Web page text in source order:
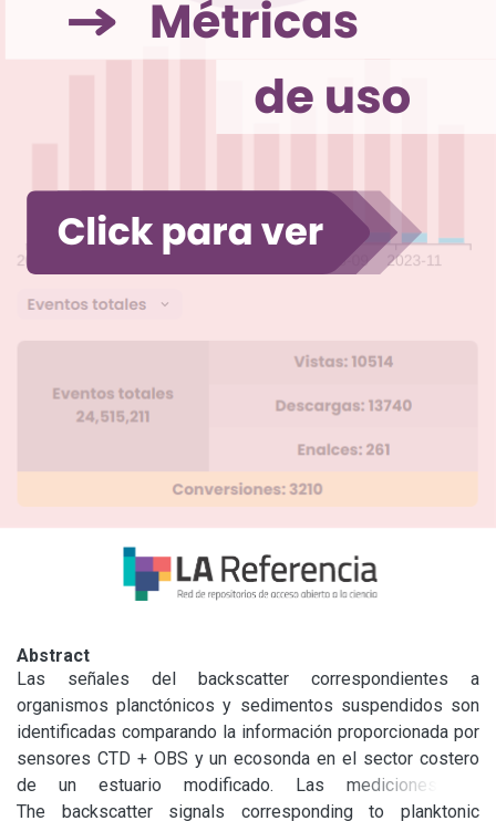
Abstract
Las señales del backscatter correspondientes a
organismos planctónicos y sedimentos suspendidos son
identificadas comparando la información proporcionada por
sensores CTD + OBS y un ecosonda en el sector costero
de un estuario modificado. Las mediciones se
complementan con las distribuciones transversales de
The backscatter signals corresponding to planktonic